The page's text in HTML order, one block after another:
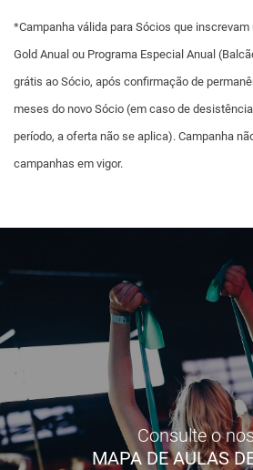
*Campanha válida para Sócios que inscrevam
Gold Anual ou Programa Especial Anual
grátis ao Sócio, após confirmação de
meses do novo Sócio (em caso de
período, a oferta não se aplica). Campanha
campanhas em vigor.
Consulte o
MAPA DE AULAS